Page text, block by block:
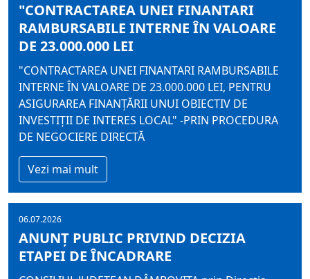
"CONTRACTAREA UNEI FINANTARI
RAMBURSABILE INTERNE ÎN VALOARE
DE 23.000.000 LEI
"CONTRACTAREA UNEI FINANTARI RAMBURSABILE
INTERNE ÎN VALOARE DE 23.000.000 LEI, PENTRU
ASIGURAREA FINANȚĂRII UNUI OBIECTIV DE
INVESTIȚII DE INTERES LOCAL" -PRIN PROCEDURA
DE NEGOCIERE DIRECTĂ
Vezi mai mult
06.07.2026
ANUNŢ PUBLIC PRIVIND DECIZIA
ETAPEI DE ÎNCADRARE